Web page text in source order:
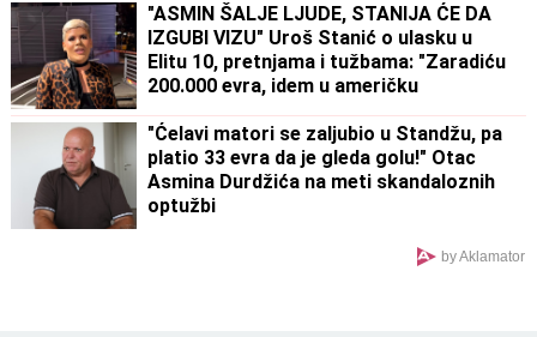
"ASMIN ŠALJE LJUDE, STANIJA ĆE DA
IZGUBI VIZU" Uroš Stanić o ulasku u
Elitu 10, pretnjama i tužbama: "Zaradiću
200.000 evra, idem u američku
ambasadu"
"Ćelavi matori se zaljubio u Standžu, pa
platio 33 evra da je gleda golu!" Otac
Asmina Durdžića na meti skandaloznih
optužbi
by Aklamator